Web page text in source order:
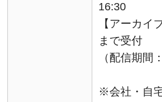
16:30
【アーカイ
まで受付
（配信期間
※会社・自